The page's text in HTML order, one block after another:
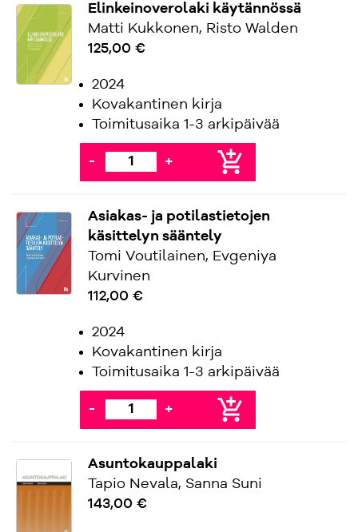
Elinkeinoverolaki käytännössä
Matti Kukkonen, Risto Walden
125,00 €
2024
Kovakantinen kirja
Toimitusaika 1-3 arkipäivää
- + add_shopping_cart
Asiakas- ja potilastietojen
käsittelyn sääntely
Tomi Voutilainen, Evgeniya
Kurvinen
112,00 €
2024
Kovakantinen kirja
Toimitusaika 1-3 arkipäivää
- + add_shopping_cart
Asuntokauppalaki
Tapio Nevala, Sanna Suni
143,00 €